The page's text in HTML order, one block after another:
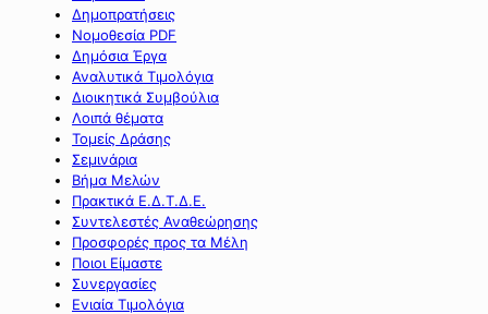
Δημοπρατήσεις
Νομοθεσία PDF
Δημόσια Έργα
Αναλυτικά Τιμολόγια
Διοικητικά Συμβούλια
Λοιπά θέματα
Τομείς Δράσης
Σεμινάρια
Βήμα Μελών
Πρακτικά Ε.Δ.Τ.Δ.Ε.
Συντελεστές Αναθεώρησης
Προσφορές προς τα Μέλη
Ποιοι Είμαστε
Συνεργασίες
Ενιαία Τιμολόγια